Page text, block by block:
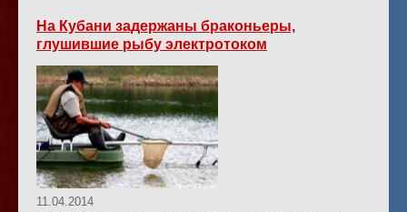
На Кубани задержаны браконьеры,
глушившие рыбу электротоком
11.04.2014